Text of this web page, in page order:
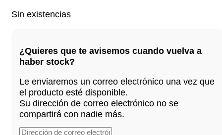
precio
era:
21,90 €.
Sin existencias
¿Quieres que te avisemos cuando vuelva a
haber stock?
Le enviaremos un correo electrónico una vez que
el producto esté disponible.
Su dirección de correo electrónico no se
compartirá con nadie más.